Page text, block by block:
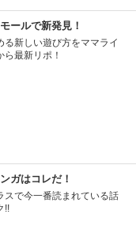
ールで新発見！
る新しい遊び方をママライ
ら最新リポ！
ガはコレだ！
スで今一番読まれている話
!!